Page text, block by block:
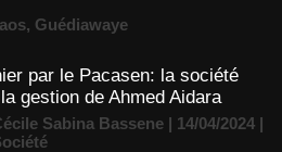
, Guédiawaye
par le Pacasen: la société
gestion de Ahmed Aidara
Sabina Bassene | 14/04/2024 |